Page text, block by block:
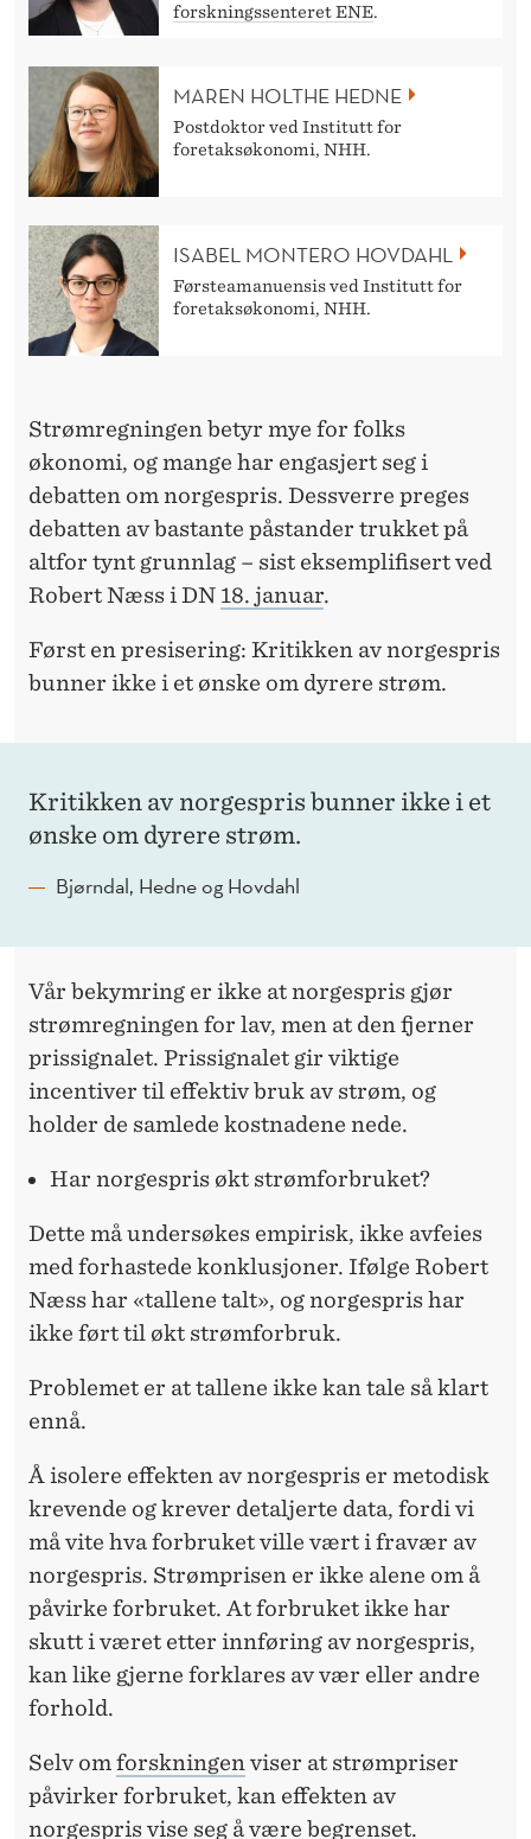
forskningssenteret ENE.
MAREN HOLTHE HEDNE
Postdoktor ved Institutt for
foretaksøkonomi, NHH.
ISABEL MONTERO HOVDAHL
Førsteamanuensis ved Institutt for
foretaksøkonomi, NHH.
Strømregningen betyr mye for folks
økonomi, og mange har engasjert seg i
debatten om norgespris. Dessverre preges
debatten av bastante påstander trukket på
altfor tynt grunnlag – sist eksemplifisert ved
Robert Næss i DN 18. januar.
Først en presisering: Kritikken av norgespris
bunner ikke i et ønske om dyrere strøm.
Kritikken av norgespris bunner ikke i et
ønske om dyrere strøm.
Bjørndal, Hedne og Hovdahl
Vår bekymring er ikke at norgespris gjør
strømregningen for lav, men at den fjerner
prissignalet. Prissignalet gir viktige
incentiver til effektiv bruk av strøm, og
holder de samlede kostnadene nede.
Har norgespris økt strømforbruket?
Dette må undersøkes empirisk, ikke avfeies
med forhastede konklusjoner. Ifølge Robert
Næss har «tallene talt», og norgespris har
ikke ført til økt strømforbruk.
Problemet er at tallene ikke kan tale så klart
ennå.
Å isolere effekten av norgespris er metodisk
krevende og krever detaljerte data, fordi vi
må vite hva forbruket ville vært i fravær av
norgespris. Strømprisen er ikke alene om å
påvirke forbruket. At forbruket ikke har
skutt i været etter innføring av norgespris,
kan like gjerne forklares av vær eller andre
forhold.
Selv om forskningen viser at strømpriser
påvirker forbruket, kan effekten av
norgespris vise seg å være begrenset.